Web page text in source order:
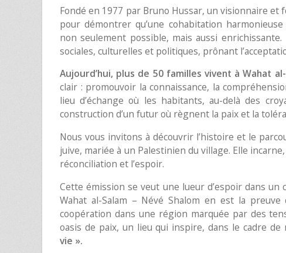
Fondé en 1977 par Bruno Hussar, un visionnaire et
pour démontrer qu’une cohabitation
non seulement possible, mais aussi
sociales, culturelles et politiques, prônant
Aujourd’hui, plus de 50 familles vivent à Wahat
clair : promouvoir la connaissance, la
lieu d’échange où les habitants, au-delà des
construction d’un futur où règnent la paix et la
Nous vous invitons à découvrir l’histoire et le
juive, mariée à un Palestinien du village. Elle
réconciliation et l’espoir.
Cette émission se veut une lueur d’espoir dans
Wahat al-Salam – Névé Shalom en est la
coopération dans une région marquée par des
oasis de paix, un lieu qui inspire, dans le cadre de
vie ».